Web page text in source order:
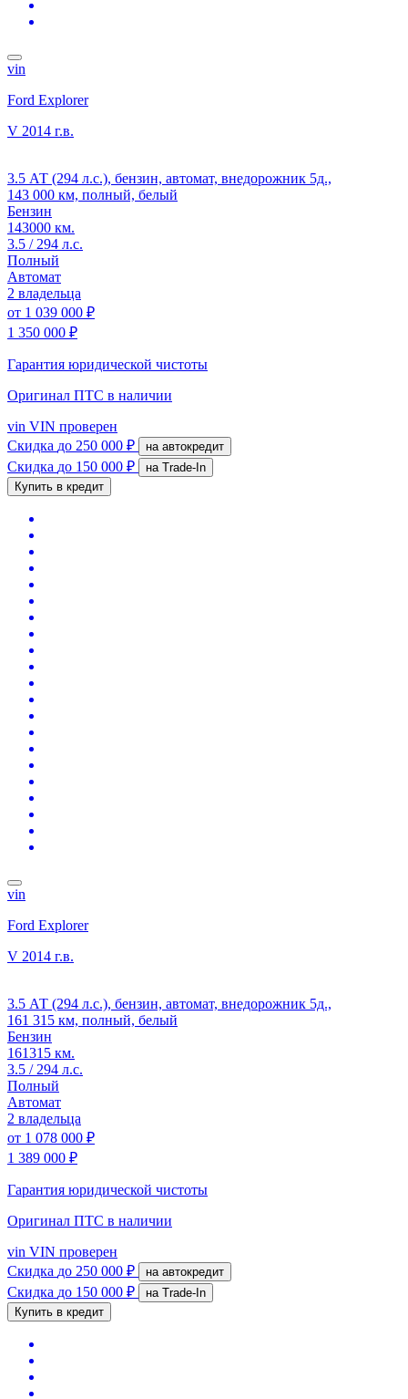
vin
Ford Explorer
V 2014 г.в.
3.5 АТ (294 л.с.), бензин, автомат, внедорожник 5д.,
143 000 км, полный, белый
Бензин
143000 км.
3.5 / 294 л.с.
Полный
Автомат
2 владельца
от 1 039 000 ₽
1 350 000 ₽
Гарантия юридической чистоты
Оригинал ПТС в наличии
vin VIN проверен
Скидка до 250 000 ₽ на автокредит
Скидка до 150 000 ₽
на Trade-In
Купить в кредит
vin
Ford Explorer
V 2014 г.в.
3.5 АТ (294 л.с.), бензин, автомат, внедорожник 5д.,
161 315 км, полный, белый
Бензин
161315 км.
3.5 / 294 л.с.
Полный
Автомат
2 владельца
от 1 078 000 ₽
1 389 000 ₽
Гарантия юридической чистоты
Оригинал ПТС в наличии
vin VIN проверен
Скидка до 250 000 ₽ на автокредит
Скидка до 150 000 ₽
на Trade-In
Купить в кредит